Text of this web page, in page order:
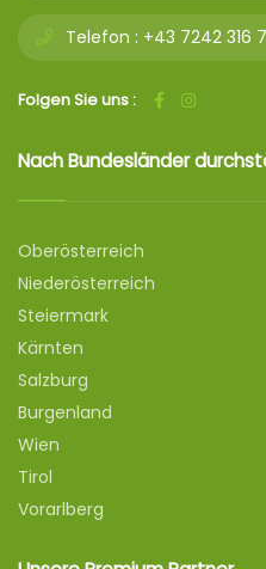
Telefon : +43 7242 316
Folgen Sie uns :
Nach Bundesländer
Oberösterreich
Niederösterreich
Steiermark
Kärnten
Salzburg
Burgenland
Wien
Tirol
Vorarlberg